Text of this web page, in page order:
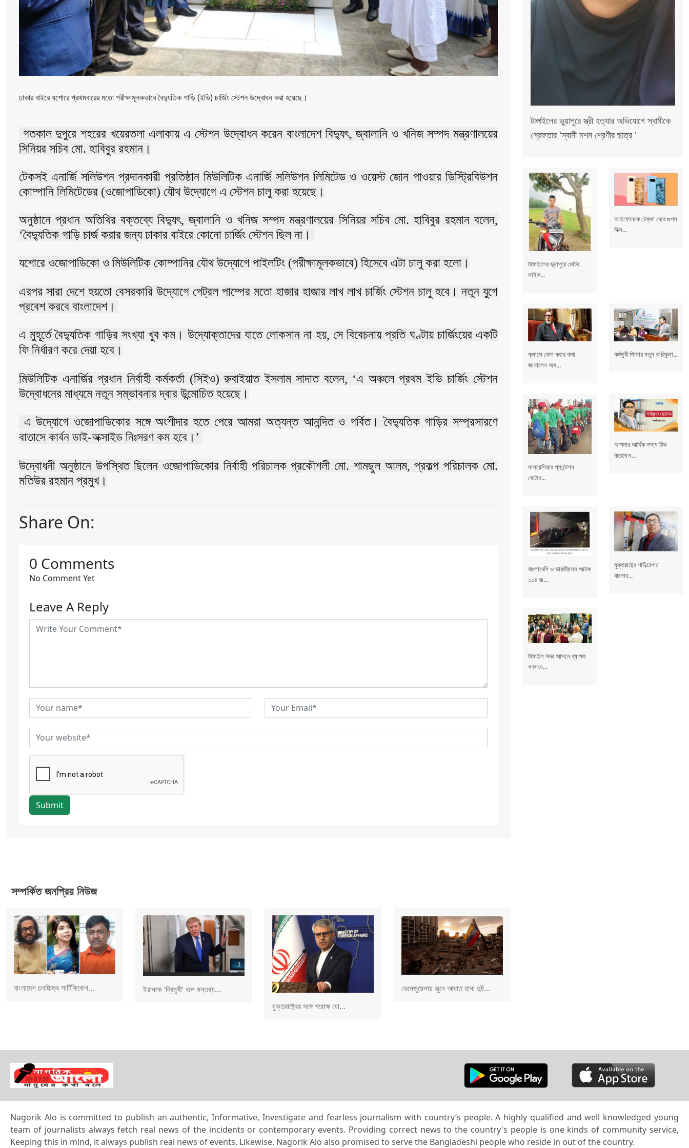
ঢাকার বাইরে যশোরে প্রথমবারের মতো পরীক্ষামূলকভাবে বৈদ্যুতিক গাড়ি (ইভি) চার্জিং স্টেশন উদ্বোধন করা হয়েছে।
গতকাল দুপুরে শহরের খয়েরতলা এলাকায় এ স্টেশন উদ্বোধন করেন বাংলাদেশ বিদ্যুৎ, জ্বালানি ও খনিজ সম্পদ মন্ত্রণালয়ের
সিনিয়র সচিব মো. হাবিবুর রহমান।
টেকসই এনার্জি সলিউশন প্রদানকারী প্রতিষ্ঠান মিউলিটিক এনার্জি সলিউশন লিমিটেড ও ওয়েস্ট জোন পাওয়ার ডিস্ট্রিবিউশন
কোম্পানি লিমিটেডের (ওজোপাডিকো) যৌথ উদ্যোগে এ স্টেশন চালু করা হয়েছে।
অনুষ্ঠানে প্রধান অতিথির বক্তব্যে বিদ্যুৎ, জ্বালানি ও খনিজ সম্পদ মন্ত্রণালয়ের সিনিয়র সচিব মো. হাবিবুর রহমান বলেন,
‘বৈদ্যুতিক গাড়ি চার্জ করার জন্য ঢাকার বাইরে কোনো চার্জিং স্টেশন ছিল না।
যশোরে ওজোপাডিকো ও মিউলিটিক কোম্পানির যৌথ উদ্যোগে পাইলটিং (পরীক্ষামূলকভাবে) হিসেবে এটা চালু করা হলো।
এরপর সারা দেশে হয়তো বেসরকারি উদ্যোগে পেট্রল পাম্পের মতো হাজার হাজার লাখ লাখ চার্জিং স্টেশন চালু হবে। নতুন যুগে
প্রবেশ করবে বাংলাদেশ।
এ মুহূর্তে বৈদ্যুতিক গাড়ির সংখ্যা খুব কম। উদ্যোক্তাদের যাতে লোকসান না হয়, সে বিবেচনায় প্রতি ঘণ্টায় চার্জিংয়ের একটি
ফি নির্ধারণ করে দেয়া হবে।
মিউলিটিক এনার্জির প্রধান নির্বাহী কর্মকর্তা (সিইও) রুবাইয়াত ইসলাম সাদাত বলেন, ‘এ অঞ্চলে প্রথম ইভি চার্জিং স্টেশন
উদ্বোধনের মাধ্যমে নতুন সম্ভাবনার দ্বার উন্মোচিত হয়েছে।
এ উদ্যোগে ওজোপাডিকোর সঙ্গে অংশীদার হতে পেরে আমরা অত্যন্ত আনন্দিত ও গর্বিত। বৈদ্যুতিক গাড়ির সম্প্রসারণে
বাতাসে কার্বন ডাই-অক্সাইড নিঃসরণ কম হবে।’
উদ্বোধনী অনুষ্ঠানে উপস্থিত ছিলেন ওজোপাডিকোর নির্বাহী পরিচালক প্রকৌশলী মো. শামছুল আলম, প্রকল্প পরিচালক মো.
মতিউর রহমান প্রমুখ।
Share On:
0 Comments
No Comment Yet
Leave A Reply
Submit
সম্পর্কিত জনপ্রিয় নিউজ
বাংলাদেশ চলচ্চিত্র সার্টিফিকেশ...
ইরানকে ‘দ্বিমুখী’ বলে মন্তব্য...
যুক্তরাষ্ট্রের সঙ্গে পরোক্ষ যো...
ভেনেজুয়েলায় জুনে আঘাত হানা দুট...
টাঙ্গাইলের ভুয়াপুরে স্ত্রী হত্যার অভিযোগে স্বামীকে
গ্রেফতার 'স্বামী দশম শ্রেণীর ছাত্র '
টাঙ্গাইলের ভূয়াপুরে মোটর
সাইক...
আইফোনকে টেক্কা দেবে গুগল
পিক্স...
ক্লাসে ফেল করার কথা
জানালেন অম...
কর্মমুখী শিক্ষার নতুন কারিকুলা...
মালয়েশিয়ার প্লান্টেশন
সেক্টরে...
আপনার আর্থিক লক্ষ্য ঠিক
করেছেন...
বাংলাদেশি ও ভারতীয়সহ আটক
১০৪ জ...
যুক্তরাষ্ট্রে গাড়িচাপায়
বাংলাদ...
টাঙ্গাইল সদর আসনে ব্যাপক
গণসংয...
Nagorik Alo is committed to publish an authentic, Informative, Investigate and fearless journalism with country’s people. A highly qualified and well knowledged young
team of journalists always fetch real news of the incidents or contemporary events. Providing correct news to the country's people is one kinds of community service,
Keeping this in mind, it always publish real news of events. Likewise, Nagorik Alo also promised to serve the Bangladeshi people who reside in out of the country.